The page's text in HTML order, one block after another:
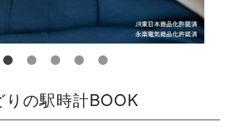
の駅時計BOOK